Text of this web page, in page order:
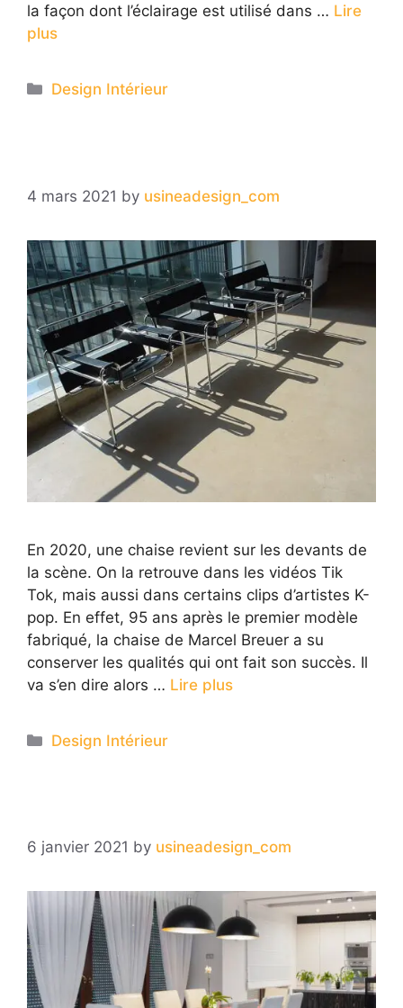
la façon dont l’éclairage est utilisé dans … Lire
plus
Categories
Design Intérieur
4 mars 2021 by usineadesign_com
En 2020, une chaise revient sur les devants de
la scène. On la retrouve dans les vidéos Tik
Tok, mais aussi dans certains clips d’artistes K-
pop. En effet, 95 ans après le premier modèle
fabriqué, la chaise de Marcel Breuer a su
conserver les qualités qui ont fait son succès. Il
va s’en dire alors … Lire plus
Categories
Design Intérieur
6 janvier 2021 by usineadesign_com